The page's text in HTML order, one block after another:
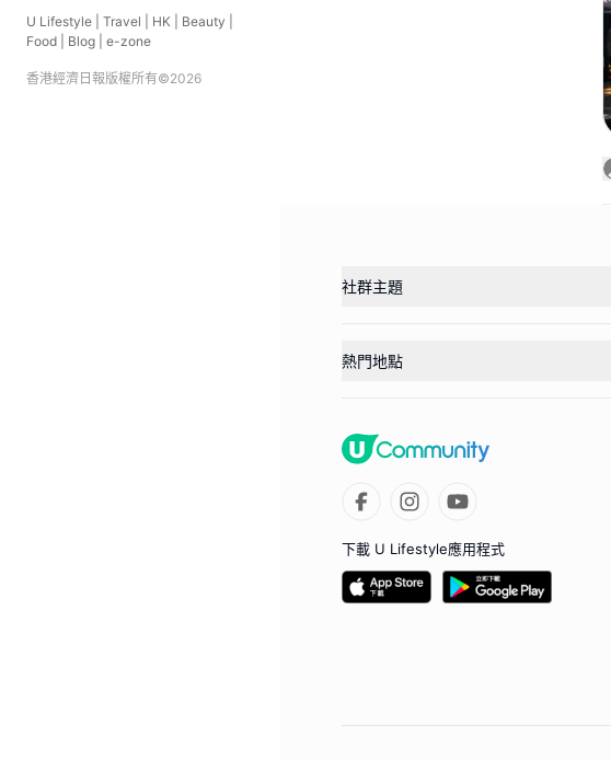
U Lifestyle Travel HK Beauty
Food
Blog e-zone
香港經濟日報版權所有©2026
社群主題
熱門地點
下載 U Lifestyle應用程式